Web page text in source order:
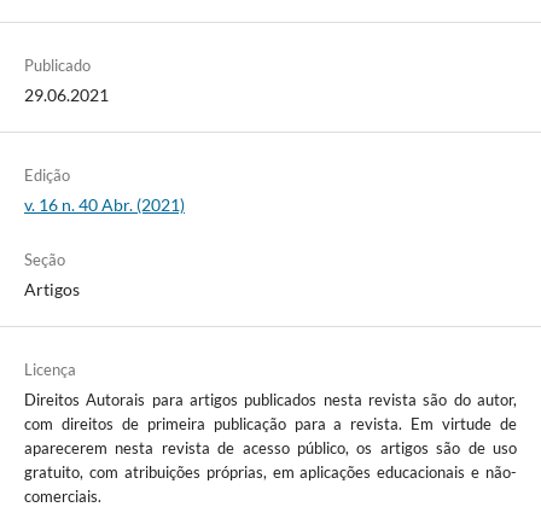
Publicado
29.06.2021
Edição
v. 16 n. 40 Abr. (2021)
Seção
Artigos
Licença
Direitos Autorais para artigos publicados nesta revista são do autor,
com direitos de primeira publicação para a revista. Em virtude de
aparecerem nesta revista de acesso público, os artigos são de uso
gratuito, com atribuições próprias, em aplicações educacionais e não-
comerciais.